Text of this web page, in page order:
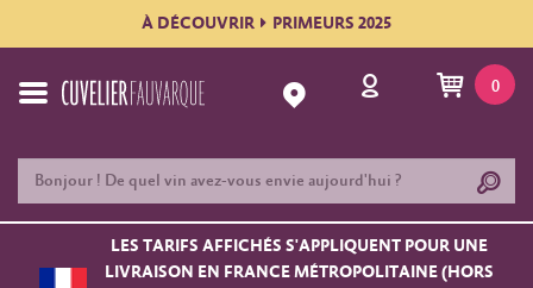
À DÉCOUVRIR PRIMEURS 2025
0
LES TARIFS AFFICHÉS S'APPLIQUENT POUR UNE
LIVRAISON EN FRANCE MÉTROPOLITAINE (HORS